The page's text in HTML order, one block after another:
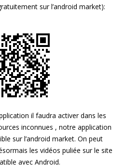
sur l’android market):
il faudra activer dans les
inconnues , notre application
sur l’android market. On peut
les vidéos puliée sur le site
avec Android.